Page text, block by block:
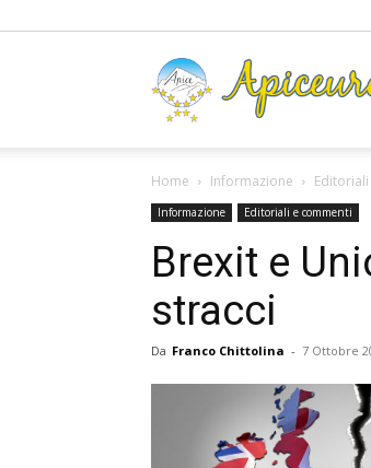
Home Informazione
Informazione Editoriali e commenti
Brexit e
stracci
Da Franco Chittolina - 7 Ottobre